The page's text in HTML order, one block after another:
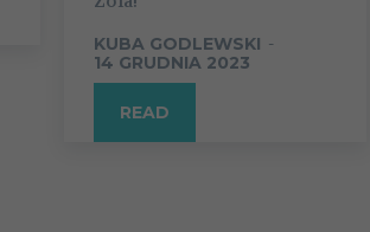
KUBA GODLEWSKI -
14 GRUDNIA 2023
READ